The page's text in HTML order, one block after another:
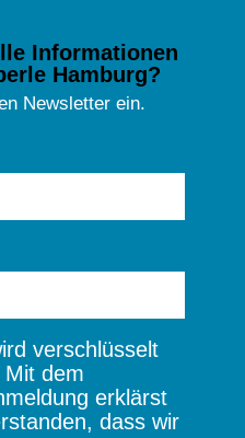
Informationen
Hamburg?
Newsletter ein.
verschlüsselt
dem
erklärst
dass wir